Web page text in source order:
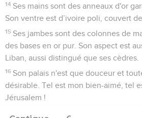
14 Ses mains sont des anneaux d'or
Son ventre est d’ivoire poli, couvert de
15 Ses jambes sont des colonnes de
des bases en or pur. Son aspect est
Liban, aussi distingué que ses cèdres.
16 Son palais n'est que douceur et
désirable. Tel est mon bien-aimé, tel
Jérusalem !